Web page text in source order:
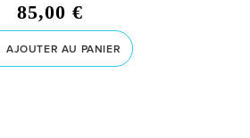
85,00 €
AJOUTER AU PANIER